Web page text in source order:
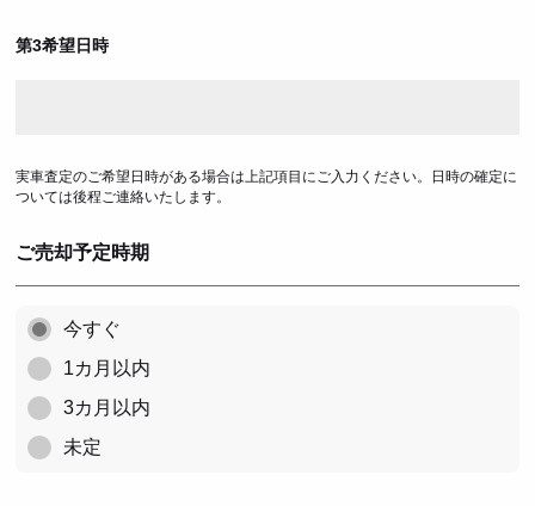
第3希望日時
実車査定のご希望日時がある場合は上記項目にご入力ください。日時の確定に
ついては後程ご連絡いたします。
ご売却予定時期
今すぐ
1カ月以内
3カ月以内
未定